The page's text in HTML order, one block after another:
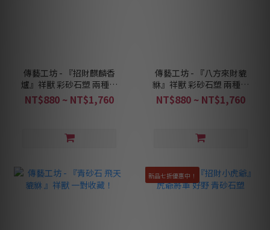
傳藝工坊 - 『招財麒麟香
爐』祥獸 彩砂石塑 兩種色
彩可選
NT$880 ~ NT$1,760
傳藝工坊 - 『八方來財貔
貅』祥獸 彩砂石塑 兩種色
彩可選
NT$880 ~ NT$1,760
新品七折優惠中！